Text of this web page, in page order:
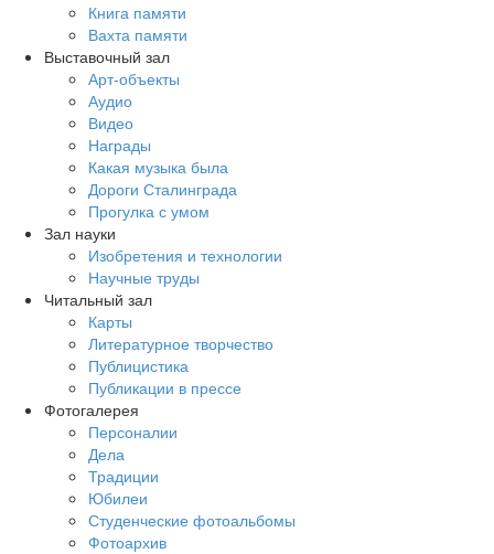
Книга памяти
Вахта памяти
Выставочный зал
Арт-объекты
Аудио
Видео
Награды
Какая музыка была
Дороги Сталинграда
Прогулка с умом
Зал науки
Изобретения и технологии
Научные труды
Читальный зал
Карты
Литературное творчество
Публицистика
Публикации в прессе
Фотогалерея
Персоналии
Дела
Традиции
Юбилеи
Студенческие фотоальбомы
Фотоархив